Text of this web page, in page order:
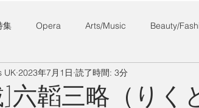
集 Opera Arts/Music Beauty/
連載 What's on? 教育
六韜三略（りく
UK 2023年7月1日 読了時間: 3分